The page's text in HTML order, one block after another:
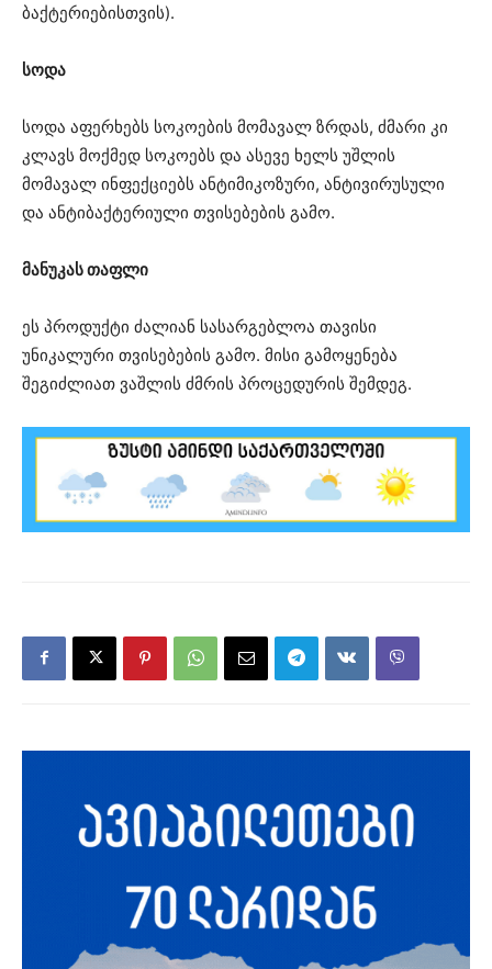
ბაქტერიებისთვის).
სოდა
სოდა აფერხებს სოკოების მომავალ ზრდას, ძმარი კი
კლავს მოქმედ სოკოებს და ასევე ხელს უშლის
მომავალ ინფექციებს ანტიმიკოზური, ანტივირუსული
და ანტიბაქტერიული თვისებების გამო.
მანუკას თაფლი
ეს პროდუქტი ძალიან სასარგებლოა თავისი
უნიკალური თვისებების გამო. მისი გამოყენება
შეგიძლიათ ვაშლის ძმრის პროცედურის შემდეგ.